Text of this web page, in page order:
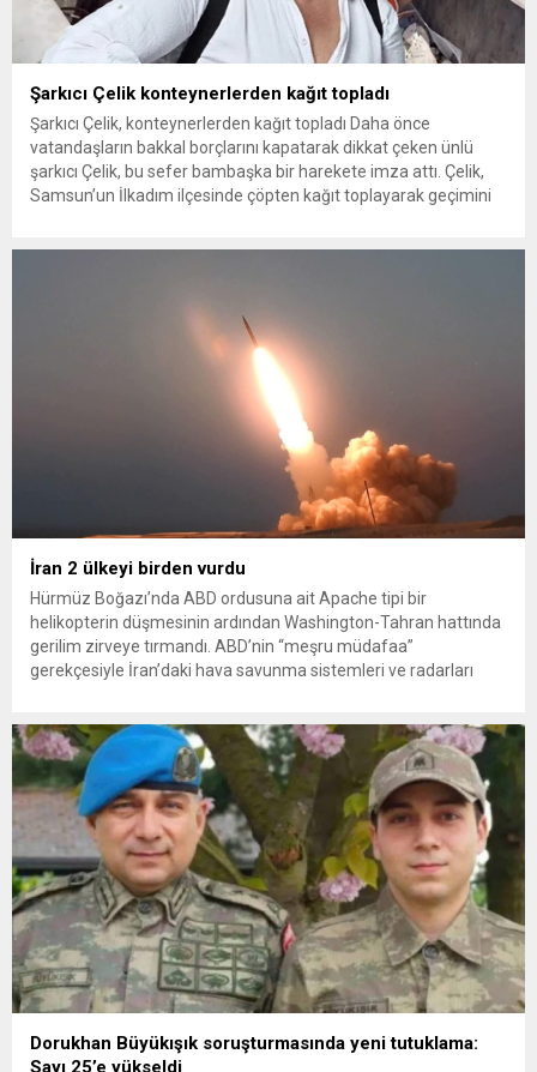
Şarkıcı Çelik konteynerlerden kağıt topladı
Şarkıcı Çelik, konteynerlerden kağıt topladı Daha önce
vatandaşların bakkal borçlarını kapatarak dikkat çeken ünlü
şarkıcı Çelik, bu sefer bambaşka bir harekete imza attı. Çelik,
Samsun’un İlkadım ilçesinde çöpten kağıt toplayarak geçimini
İran 2 ülkeyi birden vurdu
Hürmüz Boğazı’nda ABD ordusuna ait Apache tipi bir
helikopterin düşmesinin ardından Washington-Tahran hattında
gerilim zirveye tırmandı. ABD’nin “meşru müdafaa”
gerekçesiyle İran’daki hava savunma sistemleri ve radarları
yeni bir ABD saldırısına anında yanıt verileceğini duyurdu....
Dorukhan Büyükışık soruşturmasında yeni tutuklama:
Sayı 25’e yükseldi